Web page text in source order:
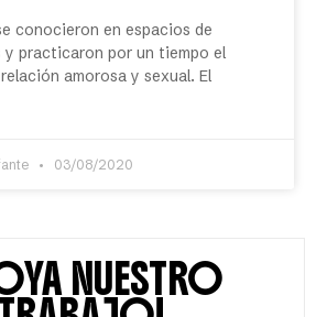
conocieron en espacios de
y practicaron por un tiempo el
amorosa y sexual. El
03/08/2020
NUESTRO